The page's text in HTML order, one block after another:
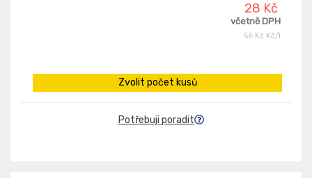
28 Kč
včetně DPH
56 Kč Kč/l
Zvolit počet kusů
Potřebuji poradit